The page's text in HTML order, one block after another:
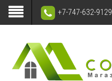
+7-747-632-9129